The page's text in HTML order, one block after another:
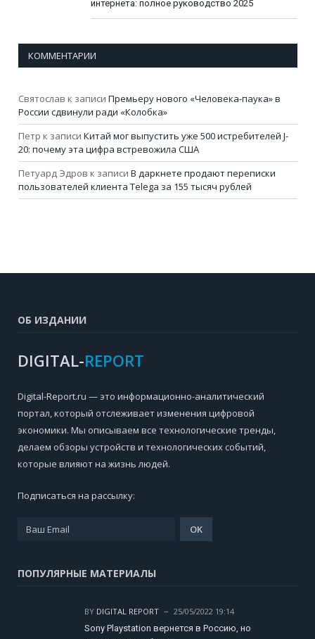
интернета: полное руководство 2025
КОММЕНТАРИИ
Святослав к записи Премьеру нового «Человека-паука» в
России сдвинули ради «Колобка»
Петр к записи Китай мог выпустить уже 500 истребителей J-
20: почему эта цифра встревожила США
Петуард Эдров к записи В даркнете продают переписки
пользователей клиента Telega за 155 тысяч рублей
ОБ ИЗДАНИИ
DIGITAL-REPORT
Digital-Report.ru — это информационно-аналитический
портал, который отслеживает изменения цифровой
экономики. Мы описываем все технологические тренды,
делаем обзоры устройств и технологических событий,
которые влияют на жизнь людей.
Подписаться на рассылку:
ПОПУЛЯРНЫЕ МАТЕРИАЛЫ
BY DIGITAL REPORT
25/05/2022 19:14
Sony Playstation вернется в Россию, но